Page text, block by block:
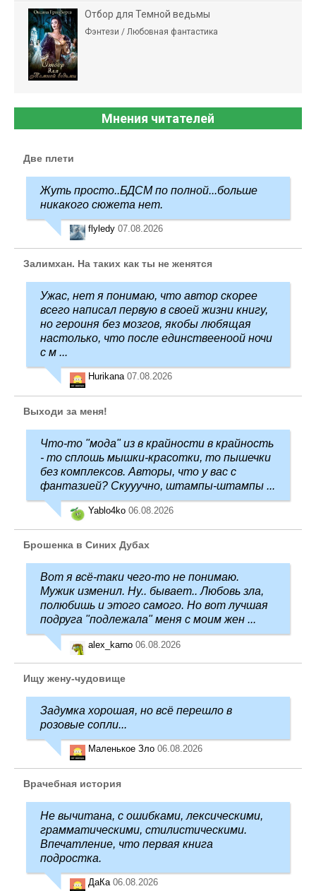
Отбор для Темной ведьмы
Фэнтези / Любовная фантастика
Мнения читателей
Две плети
Жуть просто..БДСМ по полной...больше
никакого сюжета нет.
flyledy 07.08.2026
Залимхан. На таких как ты не женятся
Ужас, нет я понимаю, что автор скорее
всего написал первую в своей жизни книгу,
но героиня без мозгов, якобы любящая
настолько, что после единствееноой ночи
с м ...
Hurikana 07.08.2026
Выходи за меня!
Что-то "мода" из в крайности в крайность
- то сплошь мышки-красотки, то пышечки
без комплексов. Авторы, что у вас с
фантазией? Скууучно, штампы-штампы ...
Yablo4ko 06.08.2026
Брошенка в Синих Дубах
Вот я всё-таки чего-то не понимаю.
Мужик изменил. Ну.. бывает.. Любовь зла,
полюбишь и этого самого. Но вот лучшая
подруга "подлежала" меня с моим жен ...
alex_karno 06.08.2026
Ищу жену-чудовище
Задумка хорошая, но всё перешло в
розовые сопли...
Маленькое Зло 06.08.2026
Врачебная история
Не вычитана, с ошибками, лексическими,
грамматическими, стилистическими.
Впечатление, что первая книга
подростка.
ДаКа 06.08.2026